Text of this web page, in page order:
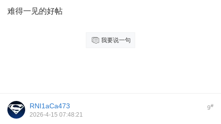
难得一见的好帖
我要说一句
9#
RNI1aCa473
2026-4-15 07:48:21